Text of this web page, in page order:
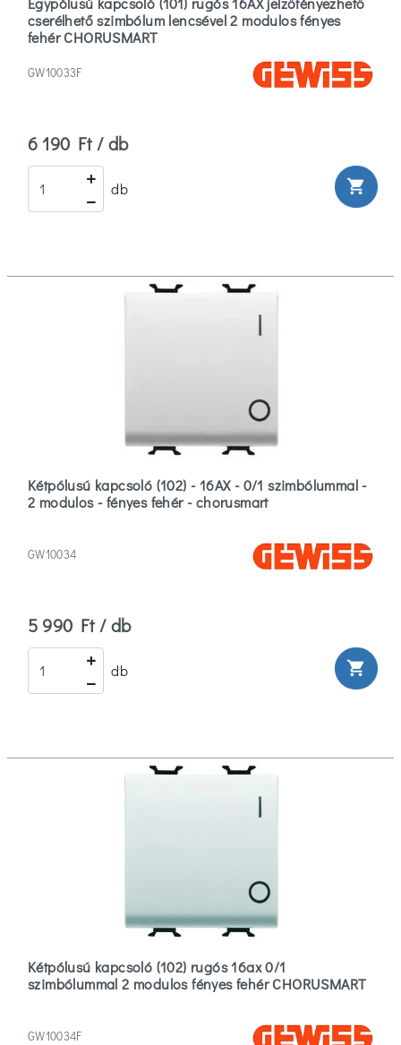
cserélhető szimbólum lencsével 2 modulos fényes
fehér CHORUSMART
GW10033F
6 190 Ft / db
db shopping_cart
Kétpólusú kapcsoló (102) - 16AX - 0/1 szimbólummal -
2 modulos - fényes fehér - chorusmart
GW10034
5 990 Ft / db
db shopping_cart
Kétpólusú kapcsoló (102) rugós 16ax 0/1
szimbólummal 2 modulos fényes fehér CHORUSMART
GW10034F